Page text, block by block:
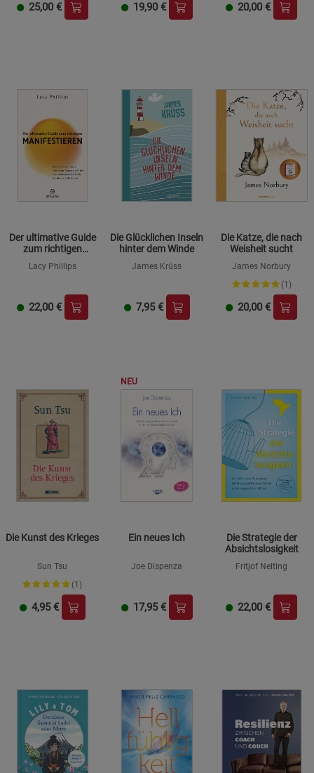
25,00 € 19,90 € 20,00 €
Der ultimative Guide
zum richtigen
Lacy Phillips
22,00 €
Die Glücklichen Inseln
hinter dem Winde
James Krüss
7,95 €
Die Katze, die nach
Weisheit sucht
James Norbury
(1)
20,00 €
Die Kunst des Krieges
Sun Tsu
(1)
4,95 €
NEU
Ein neues Ich
Joe Dispenza
17,95 €
Die Strategie der
Absichtslosigkeit
Fritjof Nelting
22,00 €